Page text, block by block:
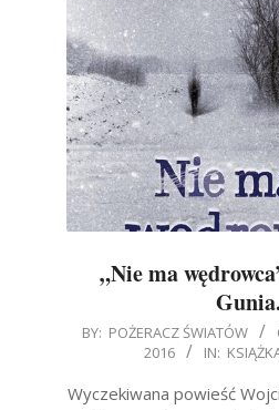
„Nie ma
Gunia.
2016-
06
BY: POŻERACZ ŚWIATÓW
2016
IN:
Wyczekiwana powieść